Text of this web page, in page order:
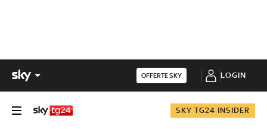
OFFERTE SKY LOGIN
SKY TG24 INSIDER